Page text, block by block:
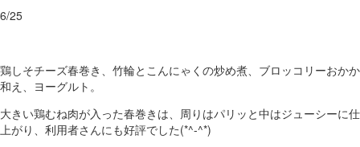
6/25
鶏しそチーズ春巻き、竹輪とこんにゃくの炒め煮、ブロッコリーおかか
和え、ヨーグルト。
大きい鶏むね肉が入った春巻きは、周りはパリッと中はジューシーに仕
上がり、利用者さんにも好評でした(*^-^*)